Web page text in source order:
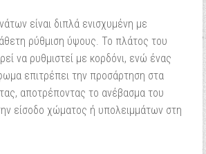
είναι διπλά ενισχυμένη με
ρύθμιση ύψους. Το πλάτος του
να ρυθμιστεί με κορδόνι, ενώ ένας
επιτρέπει την προσάρτηση στα
αποτρέποντας το ανέβασμα του
είσοδο χώματος ή υπολειμμάτων στη